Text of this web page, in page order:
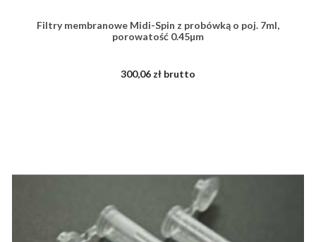
Filtry membranowe Midi-Spin z probówką o poj. 7ml,
porowatość 0.45µm
300,06 zł brutto